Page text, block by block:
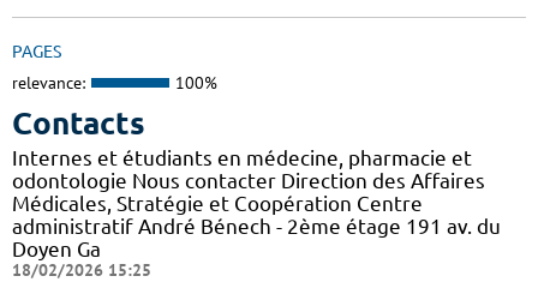
PAGES
relevance: 100%
Contacts
Internes et étudiants en médecine, pharmacie et
odontologie Nous contacter Direction des Affaires
Médicales, Stratégie et Coopération Centre
administratif André Bénech - 2ème étage 191 av. du
Doyen Ga
18/02/2026 15:25